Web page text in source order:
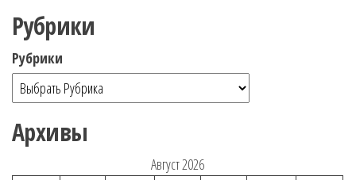
Рубрики
Рубрики
Архивы
Август 2026